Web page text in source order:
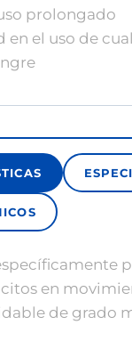
prolongado
en el uso de
en
de grado